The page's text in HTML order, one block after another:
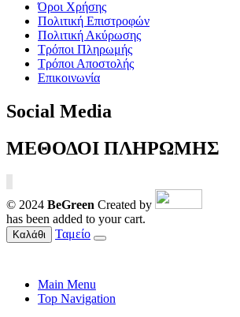
Όροι Χρήσης
Πολιτική Επιστροφών
Πολιτική Ακύρωσης
Τρόποι Πληρωμής
Τρόποι Αποστολής
Επικοινωνία
Social Media
ΜΕΘΟΔΟΙ ΠΛΗΡΩΜΗΣ
© 2024 BeGreen Created by
has been added to your cart.
Καλάθι Ταμείο
Main Menu
Top Navigation